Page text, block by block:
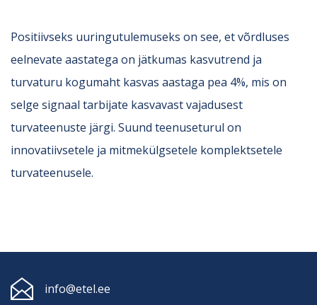
Positiivseks uuringutulemuseks on see, et võrdluses
eelnevate aastatega on jätkumas kasvutrend ja
turvaturu kogumaht kasvas aastaga pea 4%, mis on
selge signaal tarbijate kasvavast vajadusest
turvateenuste järgi. Suund teenuseturul on
innovatiivsetele ja mitmekülgsetele komplektsetele
turvateenusele.
info@etel.ee